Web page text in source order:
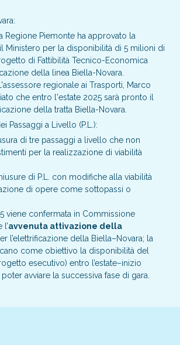
Regione Piemonte ha approvato la
Ministero per la disponibilità di 5 milioni di
di Fattibilità Tecnico-Economica
della linea Biella-Novara.
regionale ai Trasporti, Marco
che entro l'estate 2025 sarà pronto il
della tratta Biella-Novara.
Passaggi a Livello (P.L.):
di tre passaggi a livello che non
per la realizzazione di viabilità
di P.L. con modifiche alla viabilità
di opere come sottopassi o
viene confermata in Commissione
avvenuta attivazione della
l’elettrificazione della Biella–Novara; la
come obiettivo la disponibilità del
esecutivo) entro l’estate–inizio
avviare la successiva fase di gara.